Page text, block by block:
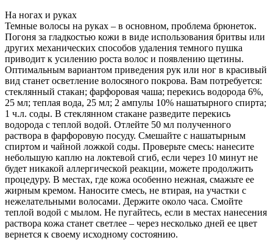
На ногах и руках
Темные волосы на руках – в основном, проблема брюнеток.
Погоня за гладкостью кожи в виде использования бритвы или
других механических способов удаления темного пушка
приводит к усилению роста волос и появлению щетины.
Оптимальным вариантом приведения рук или ног в красивый
вид станет осветление волосяного покрова. Вам потребуется:
стеклянный стакан; фарфоровая чаша; перекись водорода 6%,
25 мл; теплая вода, 25 мл; 2 ампулы 10% нашатырного спирта;
1 ч.л. соды. В стеклянном стакане разведите перекись
водорода с теплой водой. Отлейте 50 мл полученного
раствора в фарфоровую посуду. Смешайте с нашатырным
спиртом и чайной ложкой соды. Проверьте смесь: нанесите
небольшую каплю на локтевой сгиб, если через 10 минут не
будет никакой аллергической реакции, можете продолжить
процедуру. В местах, где кожа особенно нежная, смажьте ее
жирным кремом. Наносите смесь, не втирая, на участки с
нежелательными волосами. Держите около часа. Смойте
теплой водой с мылом. Не пугайтесь, если в местах нанесения
раствора кожа станет светлее – через несколько дней ее цвет
вернется к своему исходному состоянию.